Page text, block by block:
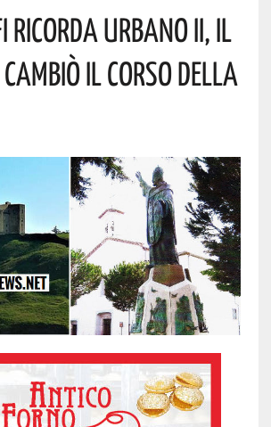
Ricorda Urbano II, Il
Cambiò Il Corso Della